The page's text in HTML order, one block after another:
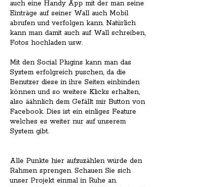
auch eine Handy App mit der man seine
Einträge auf seiner Wall auch Mobil
abrufen und verfolgen kann. Natürlich
kann man damit auch auf Wall schreiben,
Fotos hochladen usw.
Mit den Social Plugins kann man das
System erfolgreich puschen, da die
Benutzer diese in ihre Seiten einbinden
können und so weitere Klicks erhalten,
also äähnlich dem Gefällt mir Button von
Facebook. Dies ist ein einliges Feature
welches es weiter nur auf unserem
System gibt.
Alle Punkte hier aufzuzählen würde den
Rahmen sprengen. Schauen Sie sich
unser Projekt einmal in Ruhe an.